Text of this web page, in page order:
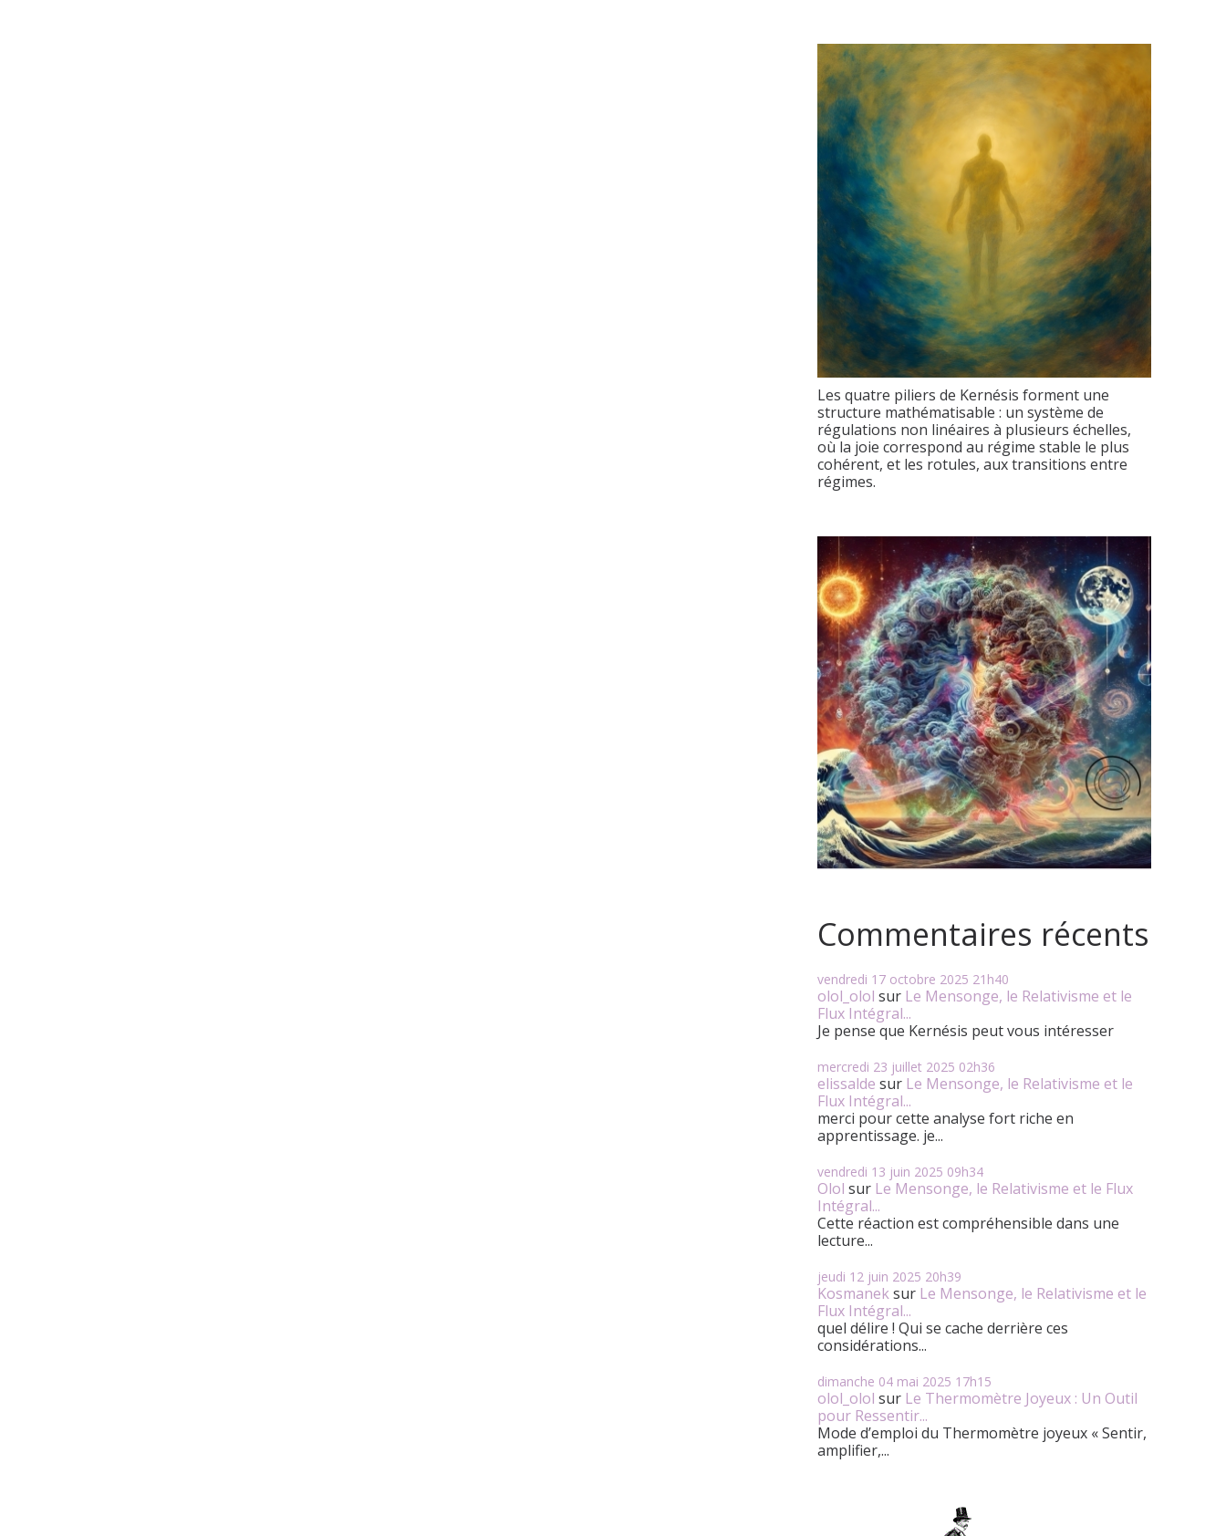
Les quatre piliers de Kernésis forment une
structure mathématisable : un système de
régulations non linéaires à plusieurs échelles,
où la joie correspond au régime stable le plus
cohérent, et les rotules, aux transitions entre
régimes.
Commentaires récents
vendredi 17 octobre 2025 21h40
olol_olol sur Le Mensonge, le Relativisme et le
Flux Intégral...
Je pense que Kernésis peut vous intéresser
mercredi 23 juillet 2025 02h36
elissalde sur Le Mensonge, le Relativisme et le
Flux Intégral...
merci pour cette analyse fort riche en
apprentissage. je...
vendredi 13 juin 2025 09h34
Olol sur Le Mensonge, le Relativisme et le Flux
Intégral...
Cette réaction est compréhensible dans une
lecture...
jeudi 12 juin 2025 20h39
Kosmaneksur Le Mensonge, le Relativisme et le
Flux Intégral...
quel délire ! Qui se cache derrière ces
considérations...
dimanche 04 mai 2025 17h15
olol_olol sur Le Thermomètre Joyeux : Un Outil
pour Ressentir...
Mode d’emploi du Thermomètre joyeux « Sentir,
amplifier,...